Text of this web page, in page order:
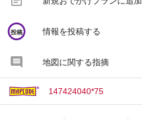
circle
投稿 情報を投稿する
地図に関する指摘
147424040*75